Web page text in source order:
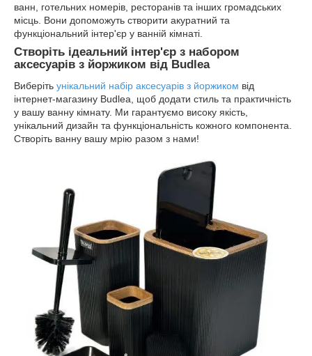
ванн, готельних номерів, ресторанів та інших громадських
місць. Вони допоможуть створити акуратний та
функціональний інтер'єр у ванній кімнаті.
Створіть ідеальний інтер'єр з набором
аксесуарів з йоржиком від Budlea
Виберіть унікальний набір аксесуарів з йоржиком від
інтернет-магазину Budlea, щоб додати стиль та практичність
у вашу ванну кімнату. Ми гарантуємо високу якість,
унікальний дизайн та функціональність кожного компонента.
Створіть ванну вашу мрію разом з нами!